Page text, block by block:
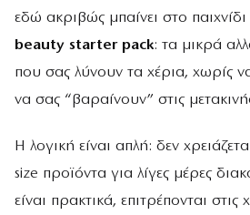
εδώ ακριβώς μπαίνει στο παιχνίδι
beauty starter pack: τα μικρά
που σας λύνουν τα χέρια, χωρίς
να σας “βαραίνουν” στις
Η λογική είναι απλή: δεν
size προϊόντα για λίγες μέρες
είναι πρακτικά, επιτρέπονται στις